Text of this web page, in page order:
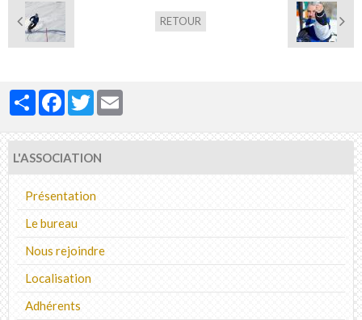
RETOUR
PartagerFacebook
Twitter
L'ASSOCIATION
Présentation
Le bureau
Nous rejoindre
Localisation
Adhérents